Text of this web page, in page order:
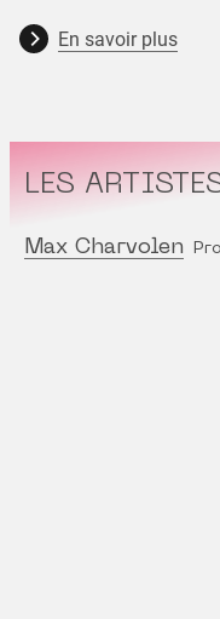
En savoir plus
LES
Max Charvolen